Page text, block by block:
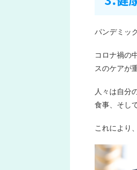
パンデミッ
コロナ禍の
スのケアが
人々は自分
食事、そし
これにより